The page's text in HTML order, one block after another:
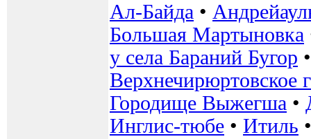
Ал-Байда •
Большая Мартыновка
у села Бараний Бугор
Верхнечирюртовское
Городище Выжегша •
Инглис-тюбе • Итиль